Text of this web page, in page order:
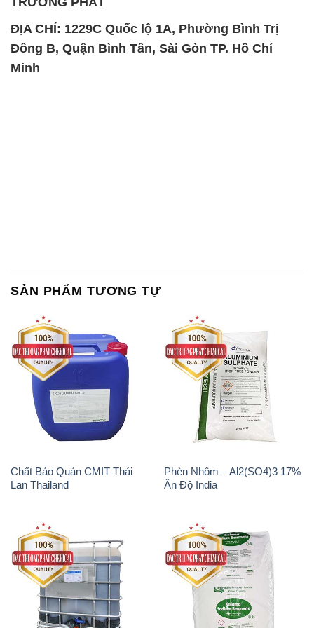
ĐỊA CHỈ: 1229C Quốc lộ 1A, Phường Bình Trị
Đông B, Quận Bình Tân, Sài Gòn TP. Hồ Chí
Minh
SẢN PHẨM TƯƠNG TỰ
Chất Bảo Quản CMIT Thái
Lan Thailand
Phèn Nhôm – Al2(SO4)3 17%
Ấn Độ India